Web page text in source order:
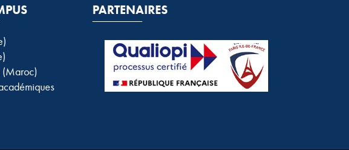
(Maroc)
PARTENAIRES